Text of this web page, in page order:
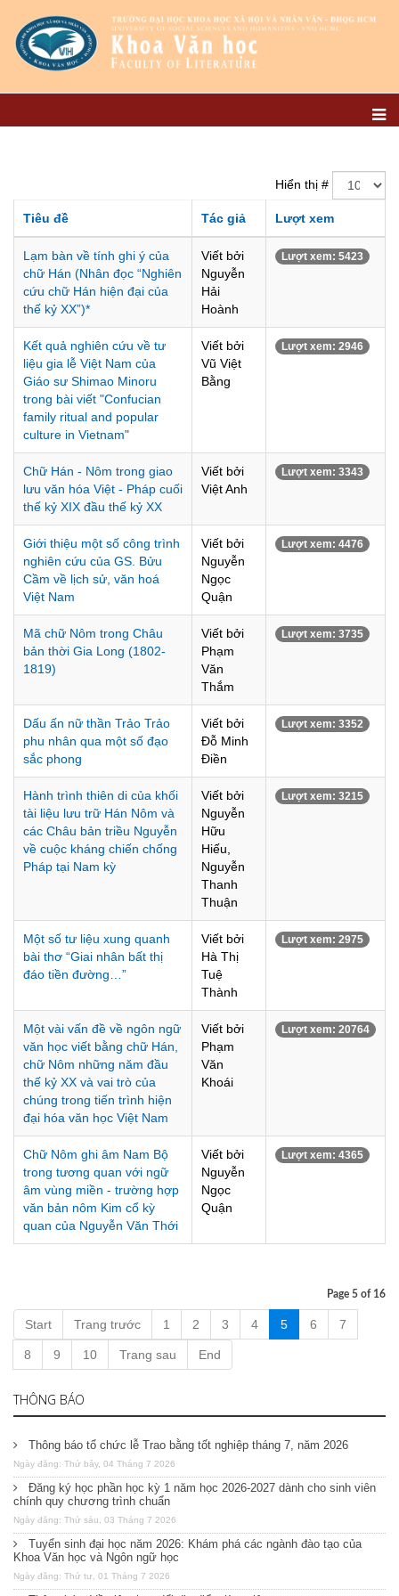
Hiển thị #
Tiêu đề Tác giả Lượt xem
Lạm bàn về tính ghi ý của
chữ Hán (Nhân đọc “Nghiên
cứu chữ Hán hiện đại của
thế kỷ XX”)*
Viết bởi
Nguyễn
Hải
Hoành
Lượt xem: 5423
Kết quả nghiên cứu về tư
liệu gia lễ Việt Nam của
Giáo sư Shimao Minoru
trong bài viết "Confucian
family ritual and popular
culture in Vietnam"
Viết bởi
Vũ Việt
Bằng
Lượt xem: 2946
Chữ Hán - Nôm trong giao
lưu văn hóa Việt - Pháp cuối
thế kỷ XIX đầu thế kỷ XX
Viết bởi
Việt Anh
Lượt xem: 3343
Giới thiệu một số công trình
nghiên cứu của GS. Bửu
Cầm về lịch sử, văn hoá
Việt Nam
Viết bởi
Nguyễn
Ngọc
Quận
Lượt xem: 4476
Mã chữ Nôm trong Châu
bản thời Gia Long (1802-
1819)
Viết bởi
Phạm
Văn
Thắm
Lượt xem: 3735
Dấu ấn nữ thần Trảo Trảo
phu nhân qua một số đạo
sắc phong
Viết bởi
Đỗ Minh
Điền
Lượt xem: 3352
Hành trình thiên di của khối
tài liệu lưu trữ Hán Nôm và
các Châu bản triều Nguyễn
về cuộc kháng chiến chống
Pháp tại Nam kỳ
Viết bởi
Nguyễn
Hữu
Hiếu,
Nguyễn
Thanh
Thuận
Lượt xem: 3215
Một số tư liệu xung quanh
bài thơ “Giai nhân bất thị
đáo tiền đường…”
Viết bởi
Hà Thị
Tuệ
Thành
Lượt xem: 2975
Một vài vấn đề về ngôn ngữ
văn học viết bằng chữ Hán,
chữ Nôm những năm đầu
thế kỷ XX và vai trò của
chúng trong tiến trình hiện
đại hóa văn học Việt Nam
Viết bởi
Phạm
Văn
Khoái
Lượt xem: 20764
Chữ Nôm ghi âm Nam Bộ
trong tương quan với ngữ
âm vùng miền - trường hợp
văn bản nôm Kim cổ kỳ
quan của Nguyễn Văn Thới
Viết bởi
Nguyễn
Ngọc
Quận
Lượt xem: 4365
Page 5 of 16
Start Trang trước 1 2 3 4 5 6 7
8 9 10 Trang sau End
THÔNG BÁO
Thông báo tổ chức lễ Trao bằng tốt nghiệp tháng 7, năm 2026
Ngày đăng: Thứ bảy, 04 Tháng 7 2026
Đăng ký học phần học kỳ 1 năm học 2026-2027 dành cho sinh viên
chính quy chương trình chuẩn
Ngày đăng: Thứ sáu, 03 Tháng 7 2026
Tuyển sinh đại học năm 2026: Khám phá các ngành đào tạo của
Khoa Văn học và Ngôn ngữ học
Ngày đăng: Thứ tư, 01 Tháng 7 2026